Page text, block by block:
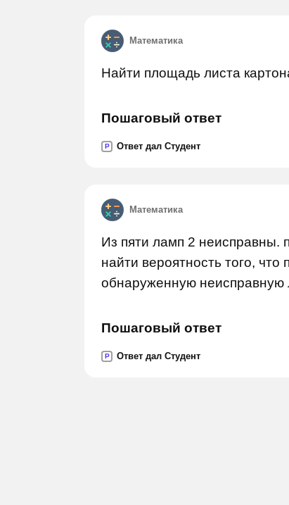
Математика
Найти площадь листа
Пошаговый ответ
P Ответ дал Студент
Математика
Из пяти ламп 2 неисправны.
найти вероятность того,
обнаруженную
Пошаговый ответ
P Ответ дал Студент